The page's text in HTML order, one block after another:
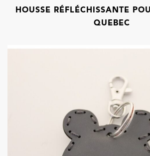
HOUSSE RÉFLÉCHISSANTE
QUEBEC